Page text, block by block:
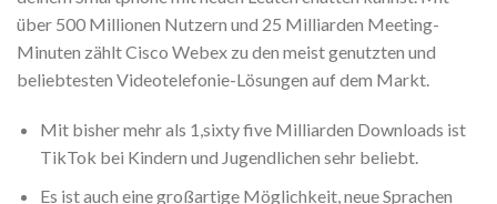
über 500 Millionen Nutzern und 25 Milliarden Meeting-
Minuten zählt Cisco Webex zu den meist genutzten und
beliebtesten Videotelefonie-Lösungen auf dem Markt.
Mit bisher mehr als 1,sixty five Milliarden Downloads ist
TikTok bei Kindern und Jugendlichen sehr beliebt.
Es ist auch eine großartige Möglichkeit, neue Sprachen